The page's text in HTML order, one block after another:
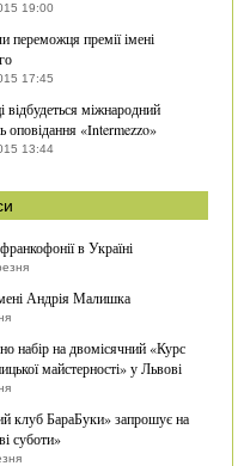
19:00
переможця премії імені
17:45
відбудеться міжнародний
оповідання «Intermezzo»
13:44
в Україні
Андрія Малишка
набір на двомісячний «Курс
майстерності» у Львові
клуб БараБуки» запрошує на
суботи»